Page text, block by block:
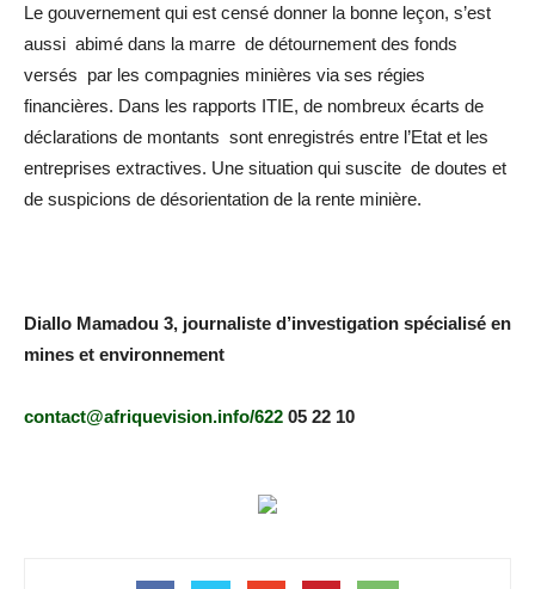
Le gouvernement qui est censé donner la bonne leçon, s’est
aussi abimé dans la marre de détournement des fonds
versés par les compagnies minières via ses régies
financières. Dans les rapports ITIE, de nombreux écarts de
déclarations de montants sont enregistrés entre l’Etat et les
entreprises extractives. Une situation qui suscite de doutes et
de suspicions de désorientation de la rente minière.
Diallo Mamadou 3, journaliste d’investigation spécialisé en
mines et environnement
contact@afriquevision.info/622 05 22 10